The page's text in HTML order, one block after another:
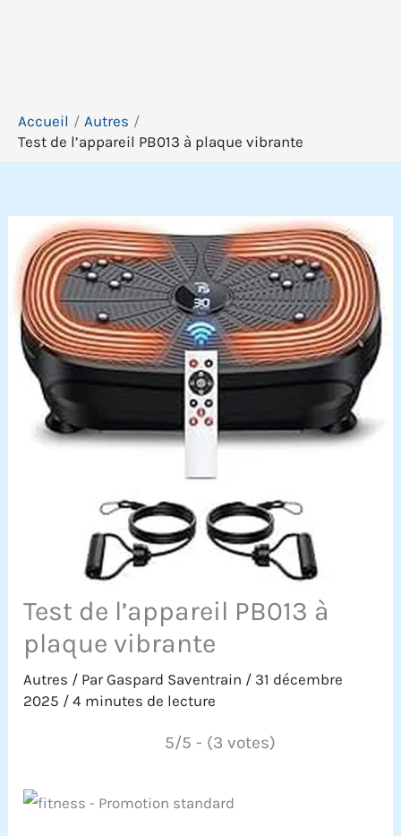
Accueil
Autres
Test de l’appareil PB013 à plaque vibrante
Test de l’appareil PB013 à
plaque vibrante
Autres / ParGaspard Saventrain / 31 décembre
2025 /4 minutes de lecture
5/5 - (3 votes)